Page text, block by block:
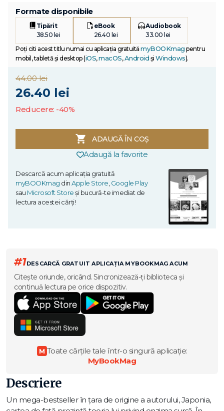
Formate disponibile
Tipărit
38.50 lei
eBook
26.40 lei
Audiobook
33.00 lei
Poți citi acest titlu numai cu aplicația gratuitămyBOOKmag pentru
mobil, tabletă și desktop (iOS,macOS,Android și Windows).
44.00 lei
26.40 lei
Reducere: -40%
ADAUGĂ ÎN COȘ
Adaugă la favorite
Descarcă acum aplicația gratuită
myBOOKmag dinApple Store,Google Play
sau Microsoft Storeși bucură-te imediat de
lectura acestei cărți!
#1DESCARCĂ GRATUIT APLICAȚIA MYBOOKMAG ACUM
Citește oriunde, oricând. Sincronizează-ți biblioteca și
continuă lectura pe orice dispozitiv.
M Toate cărțile tale într-o singură aplicație:
MyBookMag
Descriere
Un mega-bestseller în ţara de origine a autorului, Japonia,